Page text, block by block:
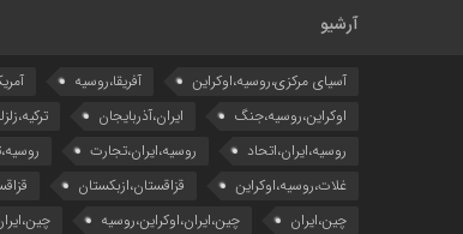
آرشیو
آسیای مرکزی،روسیه،اوکراین آفریقا،روسیه
اوکراین،روسیه،جنگ
ایران،آذربایجان
روسیه،ایران،اتحاد
روسیه،ایران،تجارت
غلات،روسیه،اوکراین
قزاقستان،ازبکستان
چین،ایران
چین،ایران،اوکراین،روسیه